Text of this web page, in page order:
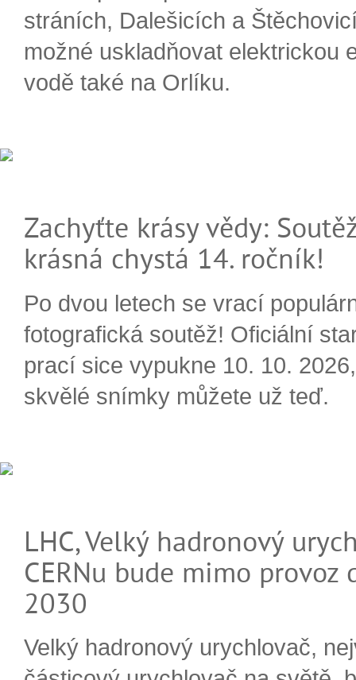
stráních, Dalešicích a
možné uskladňovat elektrickou
vodě také na Orlíku.
Zachyťte krásy vědy:
krásná chystá 14. ročník!
Po dvou letech se vrací
fotografická soutěž! Oficiální
prací sice vypukne 10. 10.
skvělé snímky můžete už teď.
LHC, Velký hadronový
CERNu bude mimo provoz
2030
Velký hadronový urychlovač,